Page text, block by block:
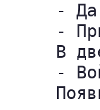
-
-
В
-